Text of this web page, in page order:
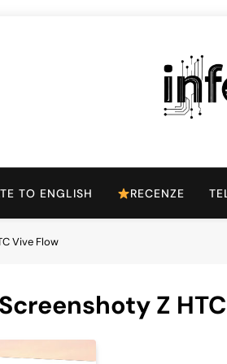
Infoek.cz
TO ENGLISH RECENZE
Vive Flow
Z